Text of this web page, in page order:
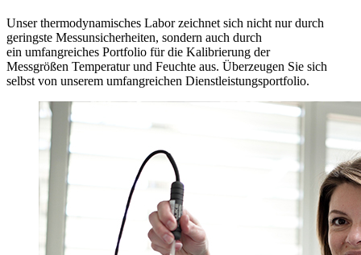
Unser thermodynamisches Labor zeichnet sich nicht nur durch
geringste Messunsicherheiten, sondern auch durch
ein umfangreiches Portfolio für die Kalibrierung der
Messgrößen Temperatur und Feuchte aus. Überzeugen Sie sich
selbst von unserem umfangreichen Dienstleistungsportfolio.